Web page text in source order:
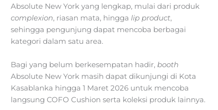
Absolute New York yang lengkap, mulai dari produk
complexion, riasan mata, hinggalip product,
sehingga pengunjung dapat mencoba berbagai
kategori dalam satu area.
Bagi yang belum berkesempatan hadir,booth
Absolute New York masih dapat dikunjungi di Kota
Kasablanka hingga 1 Maret 2026 untuk mencoba
langsung COFO Cushion serta koleksi produk lainnya.